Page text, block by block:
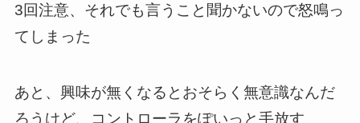
3回注意、それでも言うこと聞かないので怒鳴っ
てしまった
あと、興味が無くなるとおそらく無意識なんだ
ろうけど、コントローラをぽいっと手放す